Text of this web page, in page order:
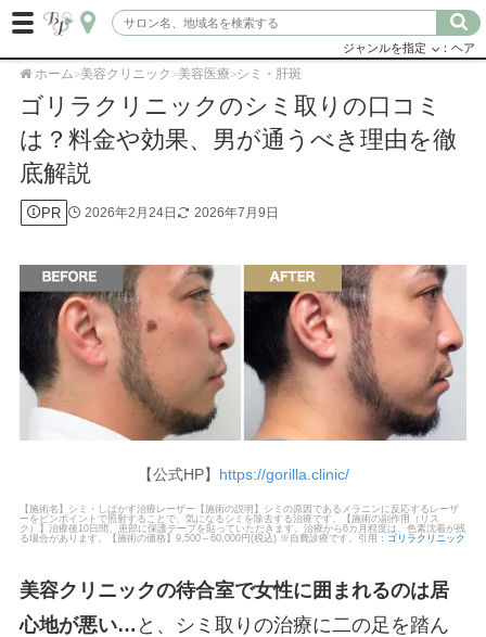
ジャンルを指定 ：ヘア
ホーム>美容クリニック >美容医療>シミ・肝斑
ゴリラクリニックのシミ取りの口コミ
は？料金や効果、男が通うべき理由を徹
底解説
PR 2026年2月24日 2026年7月9日
【公式HP】 https://gorilla.clinic/
【施術名】シミ・しばかす治療レーザー【施術の説明】シミの原因であるメラニンに反応するレーザ
ーをピンポイントで照射することで、気になるシミを除去する治療です。【施術の副作用（リス
ク）】治療後10日間、患部に保護テープを貼っていただきます。治療から6カ月程度は、色素沈着が残
る場合があります。【施術の価格】9,500～60,000円(税込) ※自費診療です。引用： ゴリラクリニック
美容クリニックの待合室で女性に囲まれるのは居
心地が悪い… と、シミ取りの治療に二の足を踏ん